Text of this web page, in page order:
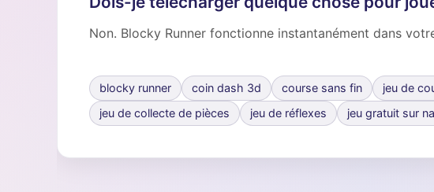
Non. Blocky Runner fonctionne instantanément dans
blocky runner coin dash 3d course sans fin jeu de
jeu de collecte de pièces
jeu de réflexes jeu gratuit sur